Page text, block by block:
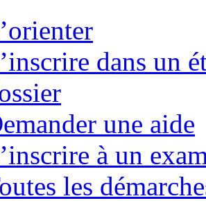
dans un
une aide
à un
les